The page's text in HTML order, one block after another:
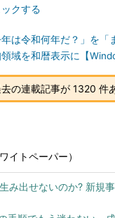
クする
年は令和何年だ？」を「
域を和暦表示に【
の連載記事が 1320 件
イトペーパー）
み出せないのか? 新規